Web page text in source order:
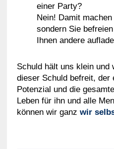
einer Party?
Nein! Damit
sondern Sie
Ihnen andere
Schuld hält uns klein und
dieser Schuld befreit, der
Potenzial und die
Leben für ihn und alle
können wir ganz wir